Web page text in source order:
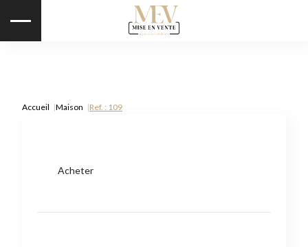
Accueil Maison Ref. : 109
Acheter